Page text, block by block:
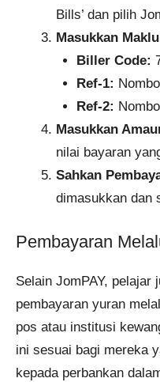
Bills’ dan pilih
Masukkan
Biller Code:
Ref-1:
Ref-2:
Masukkan
nilai bayaran
Sahkan
dimasukkan dan
Pembayaran
Selain JomPAY, pelajar
pembayaran yuran
pos atau institusi
ini sesuai bagi mereka
kepada perbankan